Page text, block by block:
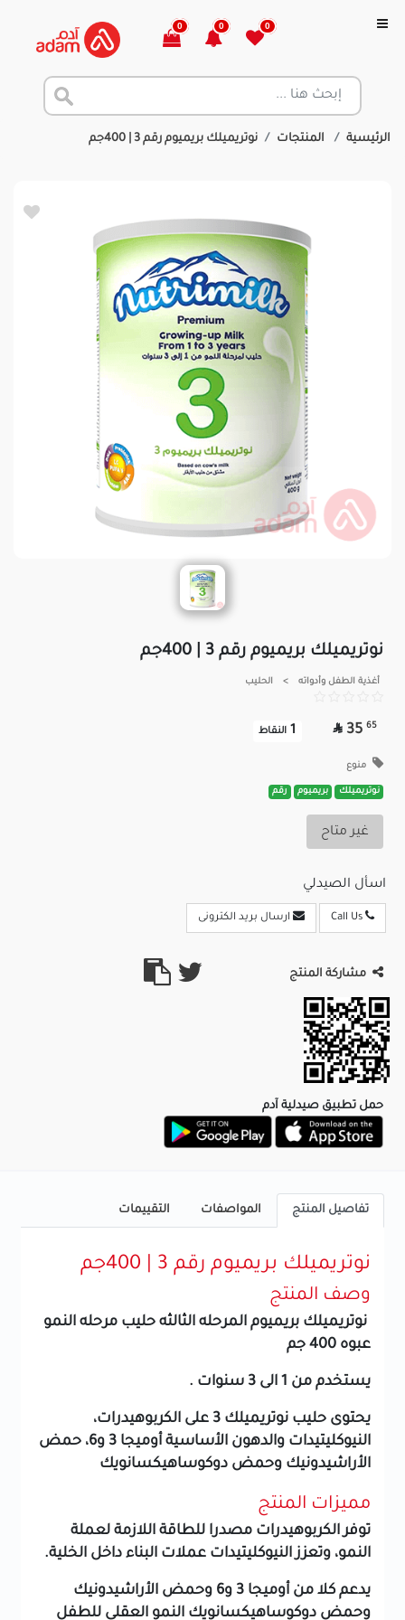
0
0
0
الرئيسية المنتجات نوتريميلك بريميوم رقم 3 | 400جم
نوتريميلك بريميوم رقم 3 | 400جم
أغذية الطفل وأدواته > الحليب
65
35

1 النقاط
منوع
نوتريميلك بريميوم رقم
غير متاح
اسأل الصيدلي
ارسال بريد الكترونى
مشاركة المنتج
حمل تطبيق صيدلية آدم
تفاصيل المنتج المواصفات التقييمات
نوتريميلك بريميوم رقم 3 | 400جم
وصف المنتج
نوتريميلك بريميوم المرحله الثالثه حليب مرحله النمو
عبوه 400 جم
يستخدم من 1 الى 3 سنوات .
يحتوى حليب نوتريميلك 3 على الكربوهيدرات،
النيوكليتيدات والدهون الأساسية أوميجا 3 و6، حمض
الأراشيدونيك وحمض دوكوساهيكسانويك
مميزات المنتج
توفر الكربوهيدرات مصدرا للطاقة اللازمة لعملة
النمو، وتعزز النيوكليتيدات عملات البناء داخل الخلية.
يدعم كلا من أوميجا 3 و6 وحمض الأراشيدونيك
وحمض دوكوساهيكسانويك النمو العقلى للطفل